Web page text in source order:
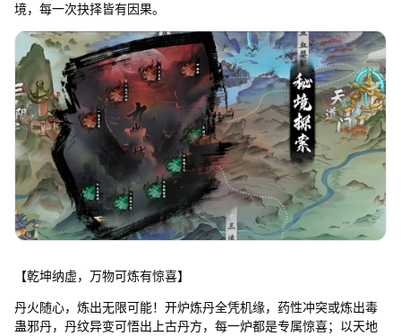
境，每一次抉择皆有因果。
【乾坤纳虚，万物可炼有惊喜】
丹火随心，炼出无限可能！开炉炼丹全凭机缘，药性冲突或炼出毒
蛊邪丹，丹纹异变可悟出上古丹方，每一炉都是专属惊喜；以天地